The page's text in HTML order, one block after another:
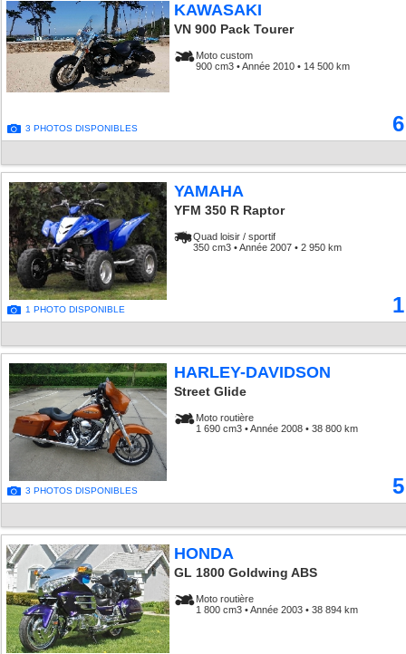
3 PHOTOS DISPONIBLES
KAWASAKI
VN 900 Pack Tourer
Moto custom
900 cm3 • Année 2010 • 14 500 km
1 PHOTO DISPONIBLE
YAMAHA
YFM 350 R Raptor
Quad loisir / sportif
350 cm3 • Année 2007 • 2 950 km
3 PHOTOS DISPONIBLES
HARLEY-DAVIDSON
Street Glide
Moto routière
1 690 cm3 • Année 2008 • 38 800 km
HONDA
GL 1800 Goldwing ABS
Moto routière
1 800 cm3 • Année 2003 • 38 894 km